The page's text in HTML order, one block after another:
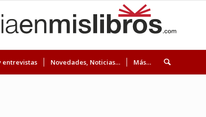
entrevistas Novedades, Noticias… Más…